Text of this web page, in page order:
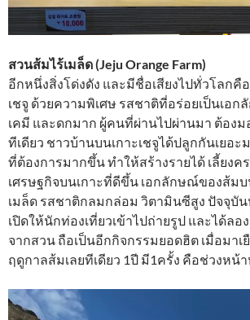
สวนส้มไร้เมล็ด (Jeju Orange Farm)
อีกหนึ่งสิ่งโด่งดัง และมีชื่อเสียงไปทั่วโลกคื
เชจู ด้วยความพิเศษ รสชาติที่อร่อยเป็นเอ
เคมี และดกมาก ผู้คนที่ผ่านไปผ่านมา ต้องม
ทีเดียว ชาวบ้านบนเกาะเชจูได้ปลูกกันเยอ
ที่ต้องการมากขึ้น ทำให้สร้างรายได้ เลี้ยงค
เศรษฐกิจบนเกาะที่ดีขึ้น เอกลักษณ์ของส้มบ
เมล็ด รสชาติกลมกล่อม วิตามินซีสูง ปัจจุบั
เปิดให้นักท่องเที่ยวเข้าไปถ่ายรูป และได้ล
จากสวน ถือเป็นอีกกิจกรรมยอดฮิต เมื่อมาเ
ฤดูกาลส้มเลยทีเดียว 1ปี มี1ครั้ง คือช่วงหน้